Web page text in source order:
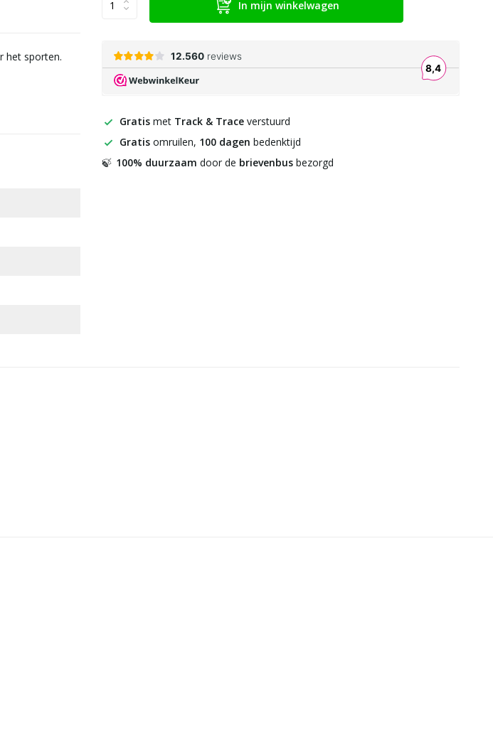
het sporten.
In mijn winkelwagen
Gratismet Track & Traceverstuurd
Gratisomruilen, 100 dagen bedenktijd
🍃 100% duurzaam door de brievenbusbezorgd